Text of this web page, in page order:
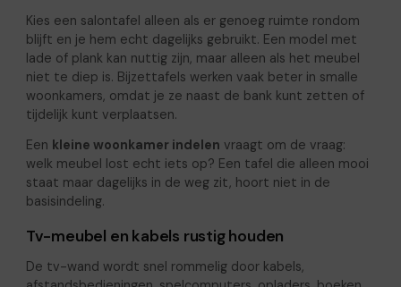
Kies een salontafel alleen als er genoeg ruimte rondom
blijft en je hem echt dagelijks gebruikt. Een model met
lade of plank kan nuttig zijn, maar alleen als het meubel
niet te diep is. Bijzettafels werken vaak beter in smalle
woonkamers, omdat je ze naast de bank kunt zetten of
tijdelijk kunt verplaatsen.
Een kleine woonkamer indelen vraagt om de vraag:
welk meubel lost echt iets op? Een tafel die alleen mooi
staat maar dagelijks in de weg zit, hoort niet in de
basisindeling.
Tv-meubel en kabels rustig houden
De tv-wand wordt snel rommelig door kabels,